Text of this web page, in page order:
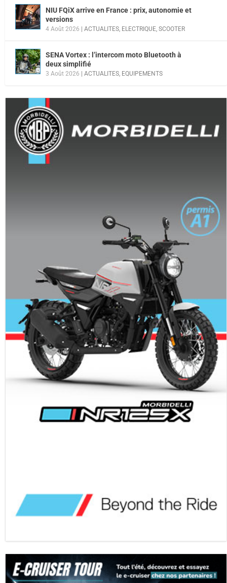
NIU FQiX arrive en France : prix, autonomie et
versions
4 Août 2026 ACTUALITES, ELECTRIQUE, SCOOTER
SENA Vortex : l’intercom moto Bluetooth à
deux simplifié
3 Août 2026 ACTUALITES, EQUIPEMENTS